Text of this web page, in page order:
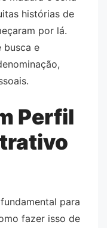
histórias de
por lá.
busca e
Perfil
para
fazer isso de